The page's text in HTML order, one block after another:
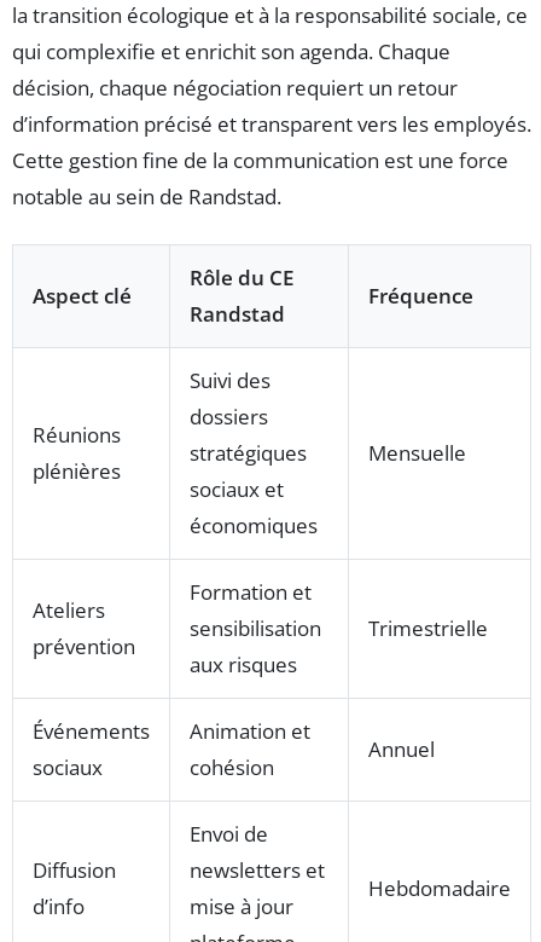
la transition écologique et à la responsabilité sociale, ce
qui complexifie et enrichit son agenda. Chaque
décision, chaque négociation requiert un retour
d’information précisé et transparent vers les employés.
Cette gestion fine de la communication est une force
notable au sein de Randstad.
Aspect clé
Rôle du CE
Randstad
Fréquence
Réunions
plénières
Suivi des
dossiers
stratégiques
sociaux et
économiques
Mensuelle
Ateliers
prévention
Formation et
sensibilisation
aux risques
Trimestrielle
Événements
sociaux
Animation et
cohésion
Annuel
Diffusion
d’info
Envoi de
newsletters et
mise à jour
Hebdomadaire